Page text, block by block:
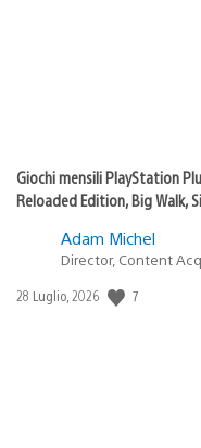
Giochi mensili PlayStation
Reloaded Edition, Big Walk,
Adam Michel
Director, Content
Data
28 Luglio, 2026 7